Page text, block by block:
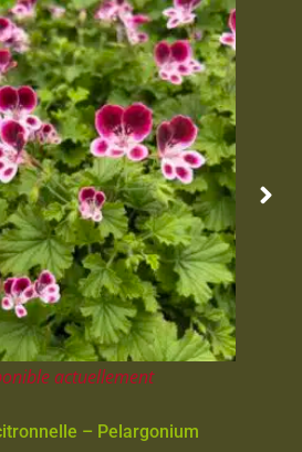
actuellement
– Pelargonium